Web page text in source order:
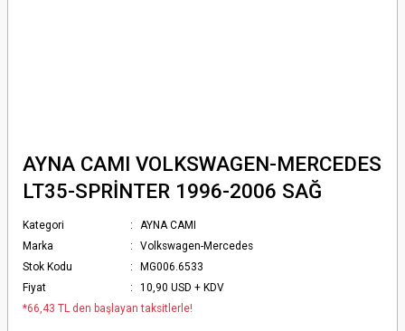
AYNA CAMI VOLKSWAGEN-MERCEDES
LT35-SPRİNTER 1996-2006 SAĞ
Kategori
AYNA CAMI
Marka
Volkswagen-Mercedes
Stok Kodu
MG006.6533
Fiyat
10,90 USD + KDV
*66,43 TL den başlayan taksitlerle!